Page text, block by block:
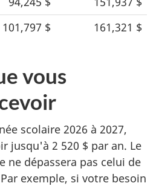
101,797 $ 161,321 $
vous
scolaire 2026 à 2027,
jusqu'à 2 520 $ par an. Le
ne dépassera pas celui de
exemple, si votre besoin